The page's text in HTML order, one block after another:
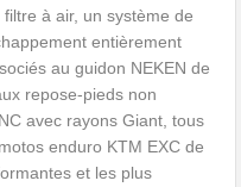
à air, un système de
entièrement
au guidon NEKEN de
repose-pieds non
avec rayons Giant, tous
enduro KTM EXC de
et les plus